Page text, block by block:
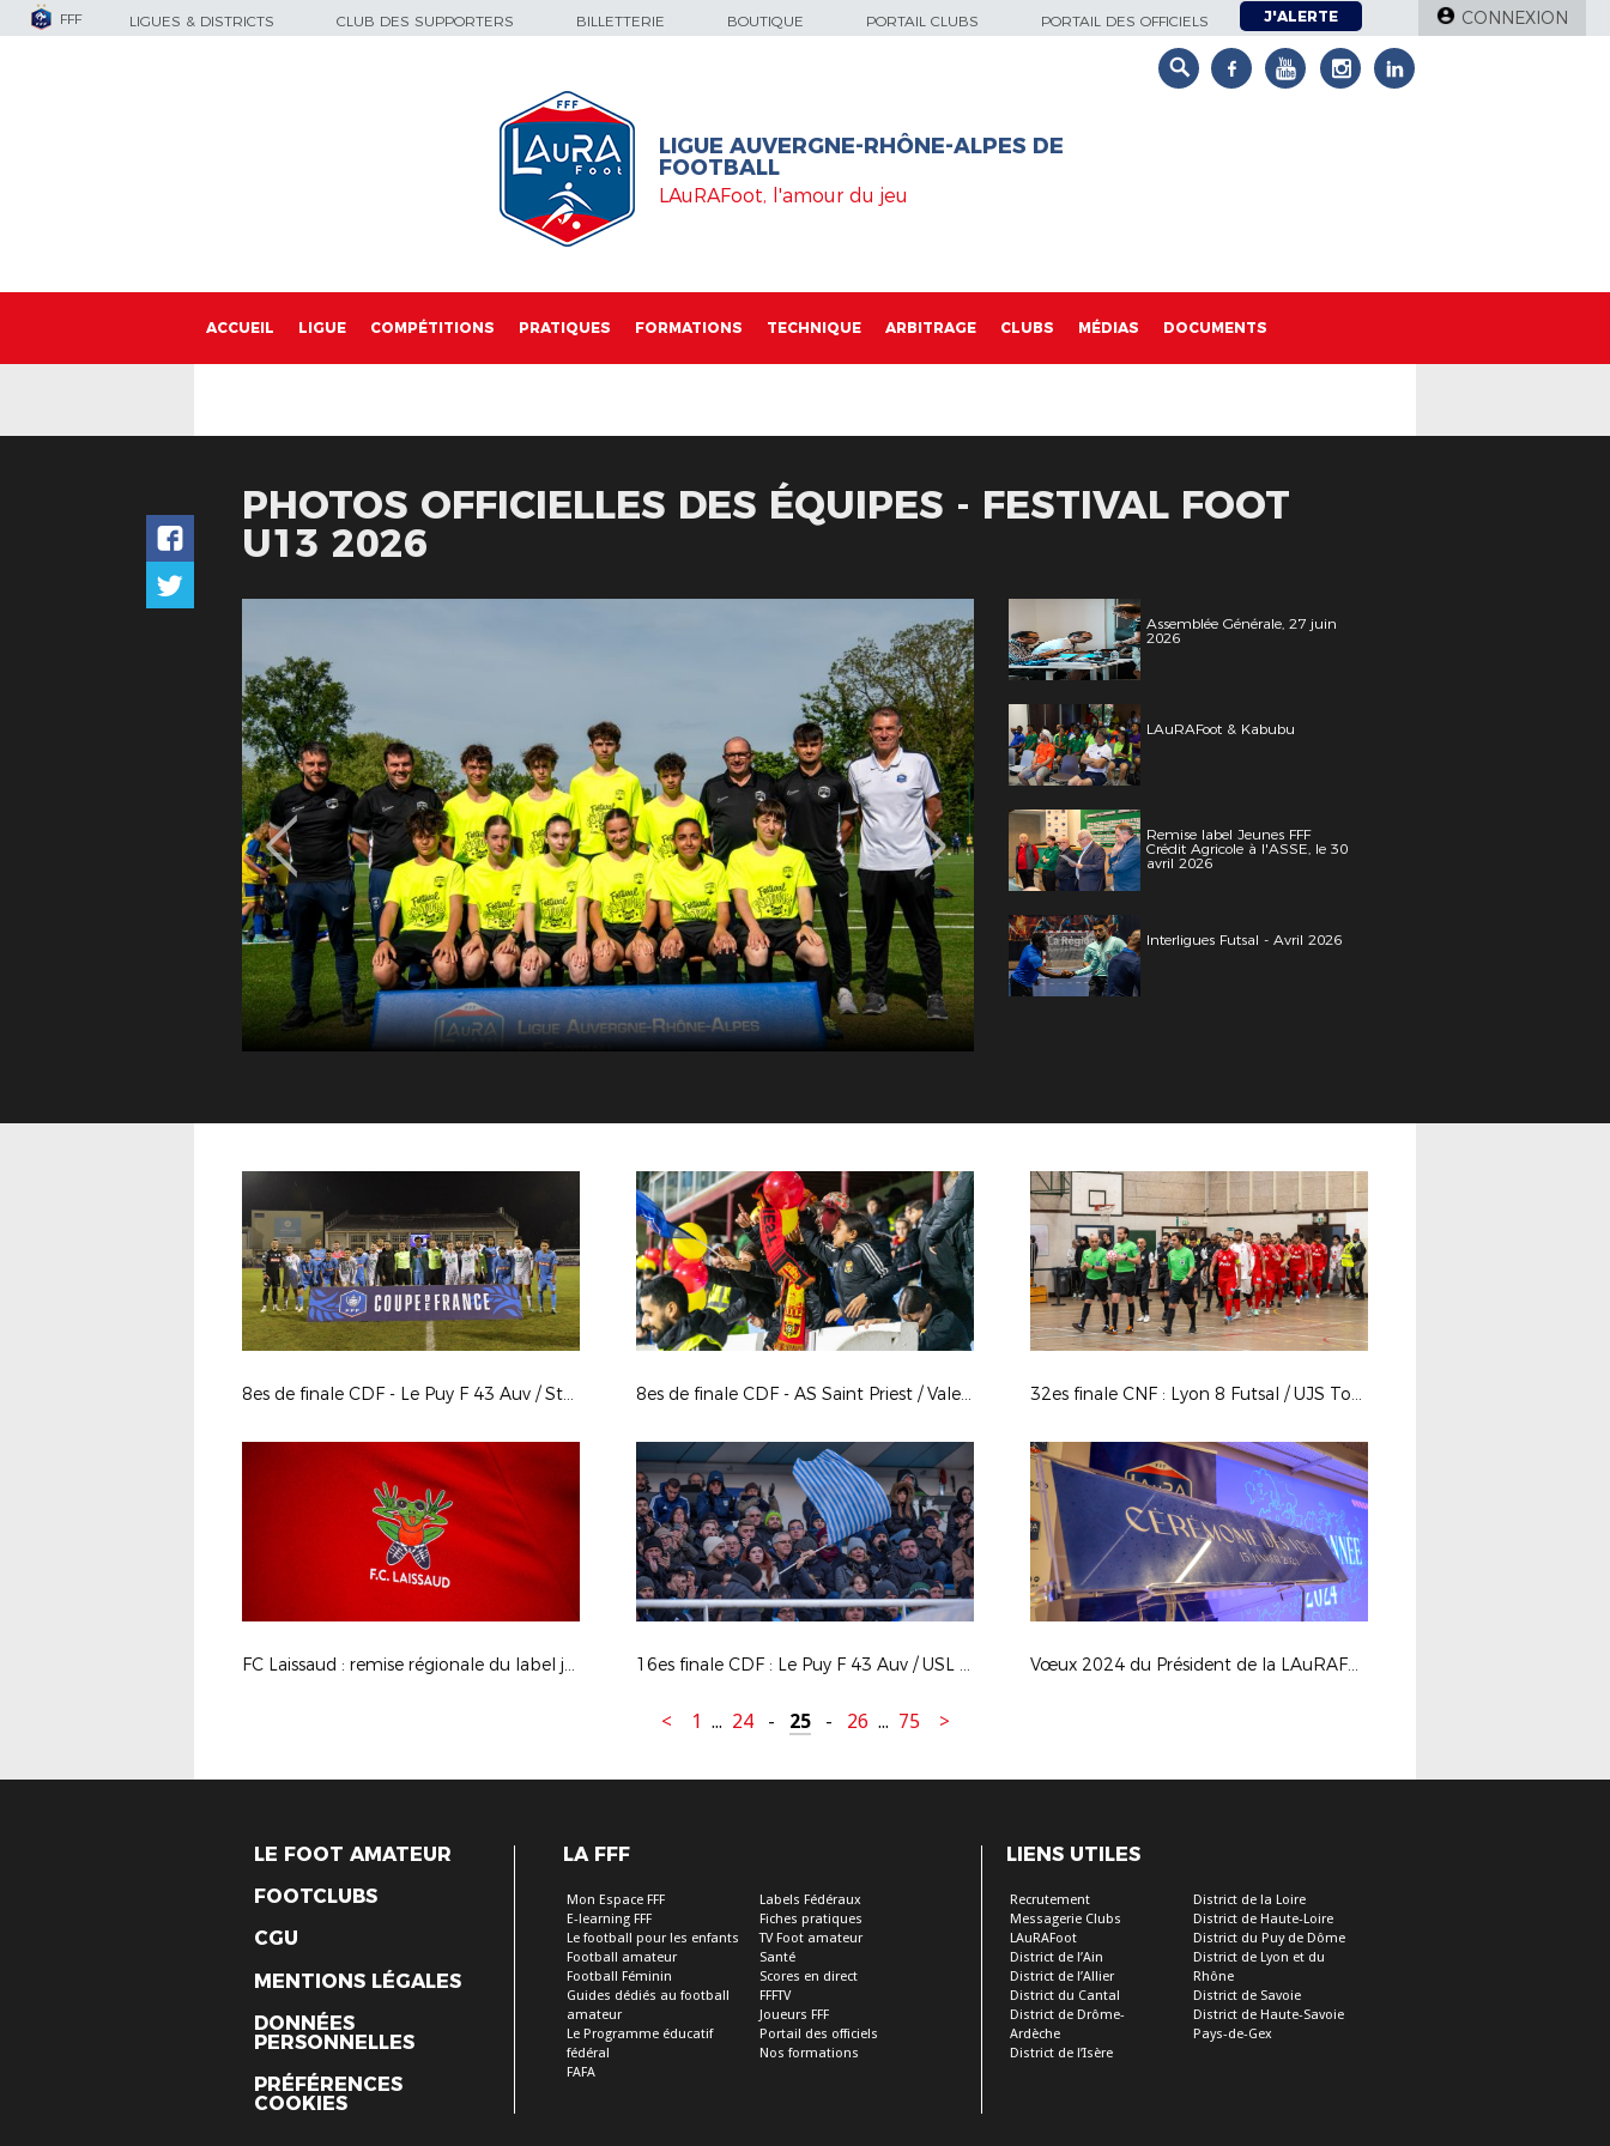
FFF LIGUES & DISTRICTS CLUB DES SUPPORTERS BILLETTERIE BOUTIQUE PORTAIL CLUBS PORTAIL DES OFFICIELS J'ALERTE CONNEXION
LIGUE AUVERGNE-RHÔNE-ALPES DE
FOOTBALL
LAuRAFoot, l'amour du jeu
ACCUEIL LIGUE COMPÉTITIONS PRATIQUES FORMATIONS TECHNIQUE ARBITRAGE CLUBS MÉDIAS DOCUMENTS
PHOTOS OFFICIELLES DES ÉQUIPES - FESTIVAL FOOT
U13 2026
Assemblée Générale, 27 juin
2026
LAuRAFoot & Kabubu
Remise label Jeunes FFF
Crédit Agricole à l'ASSE, le 30
avril 2026
Interligues Futsal - Avril 2026
8es de finale CDF - Le Puy F 43 Auv / Stade Lavallois 8es de finale CDF - AS Saint Priest / Valenciennes AFC 32es finale CNF : Lyon 8 Futsal / UJS Toulouse
FC Laissaud : remise régionale du label jeunes FFF Crédit Agricole 16es finale CDF : Le Puy F 43 Auv / USL Dunkerque Vœux 2024 du Président de la LAuRAFoot
< 1 ... 24 - 25 - 26 ... 75 >
LE FOOT AMATEUR
FOOTCLUBS
CGU
MENTIONS LÉGALES
DONNÉES
PERSONNELLES
PRÉFÉRENCES
COOKIES
LA FFF
Mon Espace FFF
E-learning FFF
Le football pour les enfants
Football amateur
Football Féminin
Guides dédiés au football
amateur
Le Programme éducatif
fédéral
FAFA
Labels Fédéraux
Fiches pratiques
TV Foot amateur
Santé
Scores en direct
FFFTV
Joueurs FFF
Portail des officiels
Nos formations
LIENS UTILES
Recrutement
Messagerie Clubs
LAuRAFoot
District de l’Ain
District de l’Allier
District du Cantal
District de Drôme-
Ardèche
District de l’Isère
District de la Loire
District de Haute-Loire
District du Puy de Dôme
District de Lyon et du
Rhône
District de Savoie
District de Haute-Savoie
Pays-de-Gex